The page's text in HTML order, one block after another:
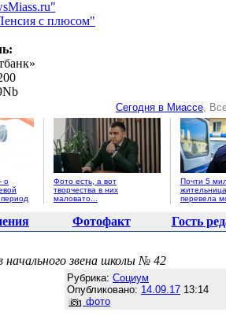
Сегодня в Миассе,
о
Фото есть, а вот
творчества в них
маловато...
Почти 5
перевела
Фотофакт Гость
начального звена школы № 42
Рубрика: Социум
Опубликовано: 14.09.17 13:14
фото